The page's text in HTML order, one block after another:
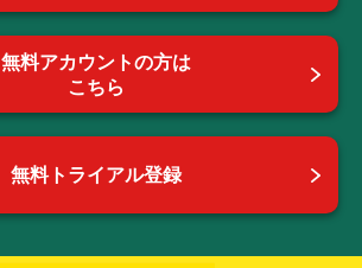
無料アカウントの方は
こちら
無料トライアル登録